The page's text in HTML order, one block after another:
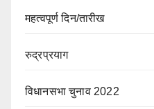
महत्वपूर्ण दिन/तारीख
रुद्रप्रयाग
विधानसभा चुनाव 2022